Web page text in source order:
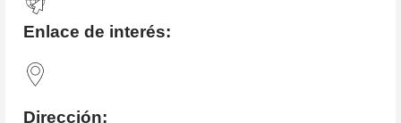
Enlace de interés:
Dirección: